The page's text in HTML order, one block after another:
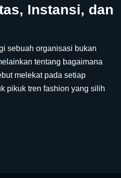
Instansi, dan
sebuah organisasi bukan
tentang bagaimana
melekat pada setiap
pikuk tren fashion yang silih